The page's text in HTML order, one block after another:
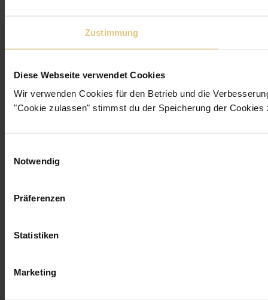
Zustimmung
Diese Webseite verwendet Cookies
Wir verwenden Cookies für den Betrieb und die
"Cookie zulassen" stimmst du der Speicherung der Cookies
Notwendig
Präferenzen
Statistiken
Marketing